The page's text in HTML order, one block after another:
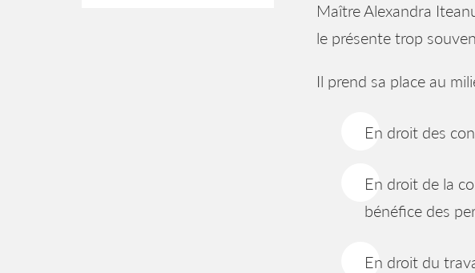
Maître Alexandra
le présente trop
Il prend sa place au
En droit des
En droit de la
bénéfice des
En droit du